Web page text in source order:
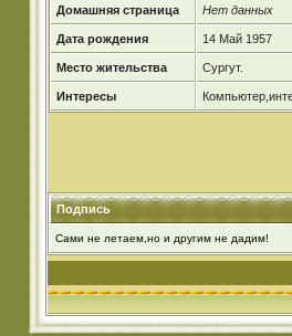
Домашняя страница Нет данных
Дата рождения 14 Май 1957
Место жительства Cургут.
Интересы
Подпись
Сами не летаем,но и другим не дадим!